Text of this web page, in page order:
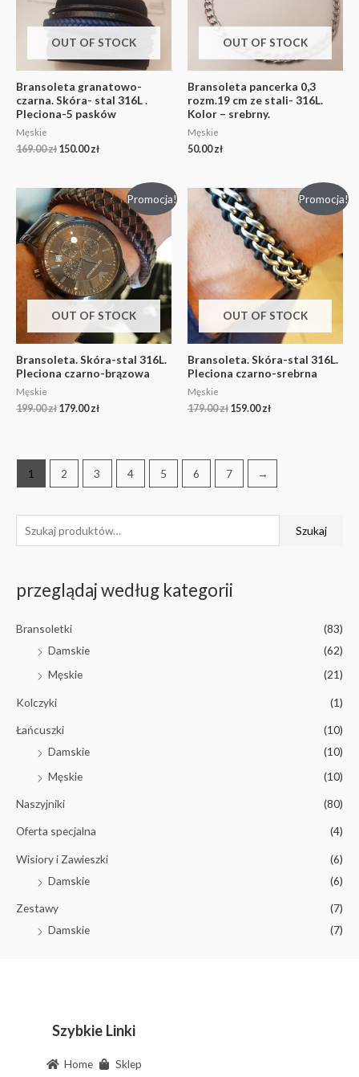
Szukaj
przeglądaj według kategorii
Bransoletki
(83)
Damskie
(62)
Męskie
(21)
Kolczyki (1)
Łańcuszki
(10)
Damskie
(10)
Męskie
(10)
Naszyjniki (80)
Oferta specjalna (4)
Wisiory i Zawieszki
(6)
Damskie
(6)
Zestawy
(7)
Damskie
(7)
OUT OF STOCK
Bransoleta granatowo-
czarna. Skóra- stal 316L .
Pleciona-5 pasków
Męskie
169.00zł 150.00zł
OUT OF STOCK
Bransoleta pancerka 0,3
rozm.19 cm ze stali- 316L.
Kolor – srebrny.
Męskie
50.00zł
Promocja!
OUT OF STOCK
Bransoleta. Skóra-stal 316L.
Pleciona czarno-brązowa
Męskie
199.00zł 179.00zł
Promocja!
OUT OF STOCK
Bransoleta. Skóra-stal 316L.
Pleciona czarno-srebrna
Męskie
179.00zł 159.00zł
1 2 3 4 5 6 7 →
Szybkie Linki
Home
Sklep